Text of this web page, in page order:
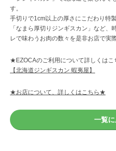
す。
手切りで1cm以上の厚さにこだわり特
「なまら厚切りジンギスカン」など
レで味わうお肉の数々を是非お店で実
★EZOCAのご利用について詳しくは
【北海道ジンギスカン 蝦夷屋】
★お店について、詳しくはこちら★
一覧